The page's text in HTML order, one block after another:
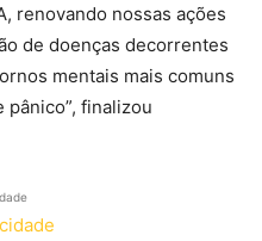
renovando nossas ações
de doenças decorrentes
mentais mais comuns
pânico”, finalizou